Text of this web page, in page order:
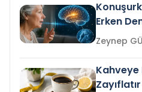
Erken
mi?
Kahveye
Zayıflatır